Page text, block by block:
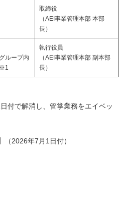
取締役
（AEI事業管理本部 本部
長）
ループ内
執行役員
（AEI事業管理本部 副本部
長）
付で解消し、管掌業務をエイベッ
（2026年7月1日付）